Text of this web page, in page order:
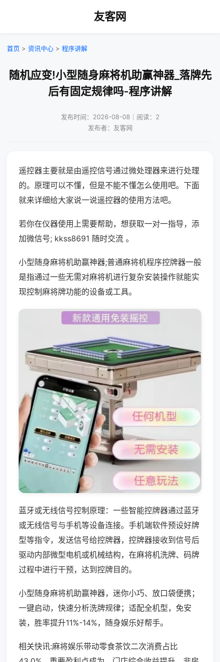
友客网
首页 > 资讯中心 > 程序讲解
随机应变!小型随身麻将机助赢神器_落牌先
后有固定规律吗-程序讲解
发布时间：2026-08-08｜阅读：2
发布者：友客网
遥控器主要就是由遥控信号通过微处理器来进行处理
的。原理可以不懂，但是不能不懂怎么使用吧。下面
就来详细给大家说一说遥控器的使用方法吧。
若你在仪器使用上需要帮助，想获取一对一指导，添
加微信号; kkss8691 随时交流 。
小型随身麻将机助赢神器;普通麻将机程序控牌器一般
是指通过一些无需对麻将机进行复杂安装操作就能实
现控制麻将牌功能的设备或工具。
蓝牙或无线信号控制原理：一些智能控牌器通过蓝牙
或无线信号与手机等设备连接。手机端软件预设好牌
型等指令，发送信号给控牌器，控牌器接收到信号后
驱动内部微型电机或机械结构，在麻将机洗牌、码牌
过程中进行干预，达到控牌目的。
小型随身麻将机助赢神器，迷你小巧、放口袋便携；
一键启动，快速分析洗牌规律；适配全机型，免安
装，胜率提升11%-14%，随身娱乐好帮手。
相关快讯:麻将娱乐带动零食茶饮二次消费占比